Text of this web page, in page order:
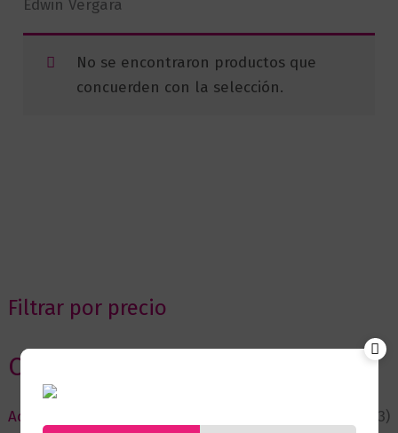
Filtrar por precio
Categorias
Actualidad
(53)
Edwin Vergara
No se encontraron productos que
concuerden con la selección.